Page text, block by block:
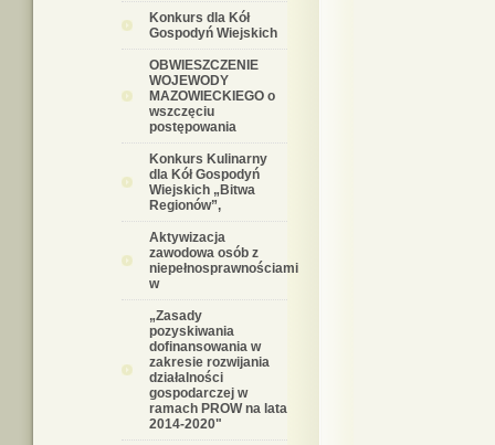
Konkurs dla Kół
Gospodyń Wiejskich
OBWIESZCZENIE
WOJEWODY
MAZOWIECKIEGO o
wszczęciu
postępowania
Konkurs Kulinarny
dla Kół Gospodyń
Wiejskich „Bitwa
Regionów”,
Aktywizacja
zawodowa osób z
niepełnosprawnościami
w
„Zasady
pozyskiwania
dofinansowania w
zakresie rozwijania
działalności
gospodarczej w
ramach PROW na lata
2014-2020"